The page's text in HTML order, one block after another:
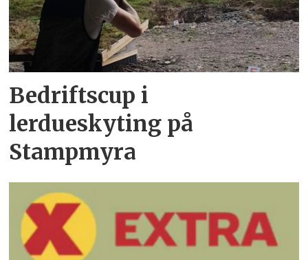
Bedriftscup i
lerdueskyting på
Stampmyra